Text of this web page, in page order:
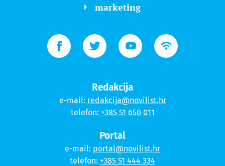
marketing
Redakcija
e-mail: redakcija@novilist.hr
telefon: +385 51 650 011
Portal
e-mail: portal@novilist.hr
telefon: +385 51 444 334